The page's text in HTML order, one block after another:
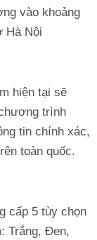
vào khoảng
Hà Nội
hiện tại sẽ
trình
tin chính xác,
toàn quốc.
cấp 5 tùy chọn
Trắng, Đen,